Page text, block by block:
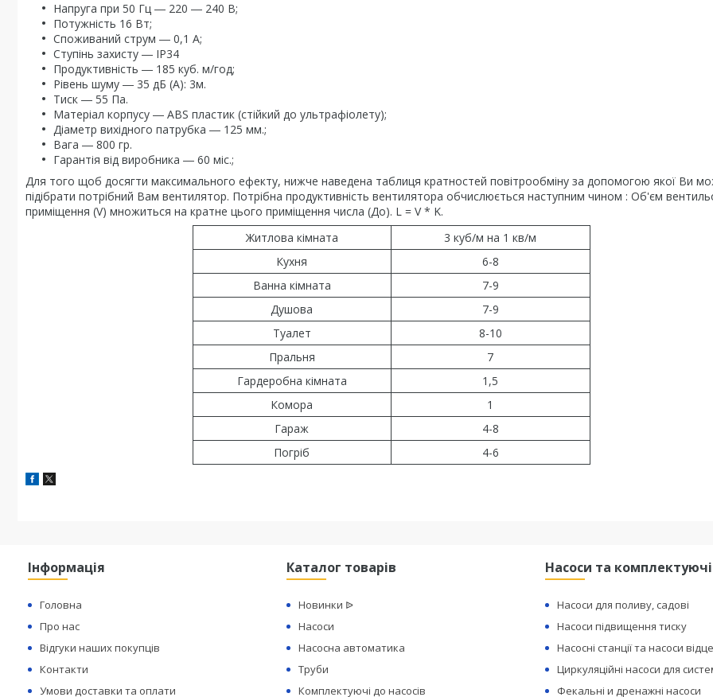
Напруга при 50 Гц ― 220 ― 240 В;
Потужність 16 Вт;
Споживаний струм ― 0,1 А;
Ступінь захисту ― IP34
Продуктивність ― 185 куб. м/год;
Рівень шуму ― 35 дБ (А): 3м.
Тиск ― 55 Па.
Матеріал корпусу ― ABS пластик (стійкий до ультрафіолету);
Діаметр вихідного патрубка ― 125 мм.;
Вага ― 800 гр.
Гарантія від виробника ― 60 міс.;
Для того щоб досягти максимального ефекту, нижче наведена таблиця кратностей повітрообміну за допомогою якої Ви
підібрати потрібний Вам вентилятор. Потрібна продуктивність вентилятора обчислюється наступним чином : Об'єм
приміщення (V) множиться на кратне цього приміщення числа (До). L = V * K.
Житлова кімната
3 куб/м на 1 кв/м
Кухня
6-8
Ванна кімната
7-9
Душова
7-9
Туалет
8-10
Пральня
7
Гардеробна кімната
1,5
Комора
1
Гараж
4-8
Погріб
4-6
Інформація
Головна
Про нас
Відгуки наших покупців
Контакти
Умови доставки та оплати
Каталог товарів
Новинки ᐉ
Насоси
Насосна автоматика
Труби
Комплектуючі до насосів
Насоси та комплектуючі
Насоси для поливу, садові
Насоси підвищення тиску
Насосні станції та насоси
Циркуляційні насоси для
Фекальні и дренажні насоси